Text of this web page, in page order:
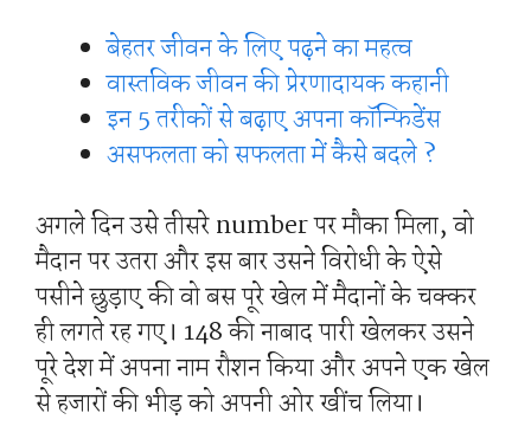
बेहतर जीवन के लिए पढ़ने का महत्व
वास्तविक जीवन की प्रेरणादायक कहानी
इन 5 तरीकों से बढ़ाए अपना कॉन्फिडेंस
असफलता को सफलता में कैसे बदले ?
अगले दिन उसे तीसरे number पर मौका मिला, वो
मैदान पर उतरा और इस बार उसने विरोधी के ऐसे
पसीने छुड़ाए की वो बस पूरे खेल में मैदानों के चक्कर
ही लगते रह गए। 148 की नाबाद पारी खेलकर उसने
पूरे देश में अपना नाम रौशन किया और अपने एक खेल
से हजारों की भीड़ को अपनी ओर खींच लिया।